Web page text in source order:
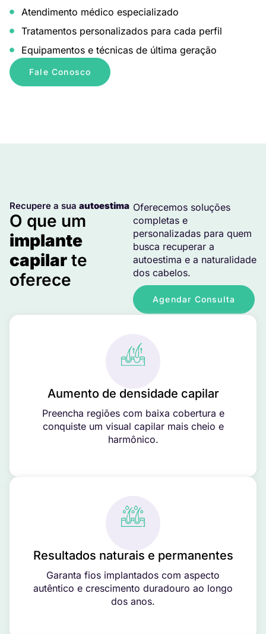
Atendimento médico especializado
Tratamentos personalizados para cada perfil
Equipamentos e técnicas de última geração
Fale Conosco
Recupere a sua autoestima
O que um
implante
capilar te
oferece
Oferecemos soluções
completas e
personalizadas para quem
busca recuperar a
autoestima e a naturalidade
dos cabelos.
Agendar Consulta
Aumento de densidade capilar
Preencha regiões com baixa cobertura e
conquiste um visual capilar mais cheio e
harmônico.
Resultados naturais e permanentes
Garanta fios implantados com aspecto
autêntico e crescimento duradouro ao longo
dos anos.